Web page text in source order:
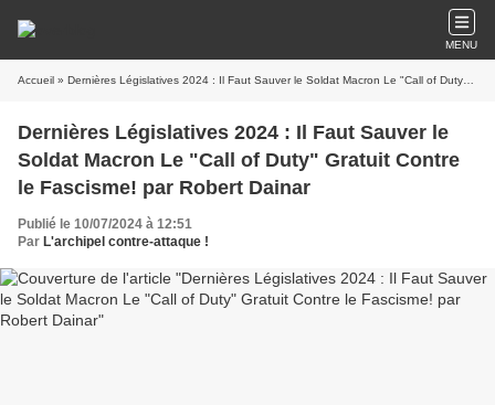
MENU
Accueil » Dernières Législatives 2024 : Il Faut Sauver le Soldat Macron Le "Call of Duty" Gratuit Contre le Fascisme! par Robert Dainar
Dernières Législatives 2024 : Il Faut Sauver le
Soldat Macron Le "Call of Duty" Gratuit Contre
le Fascisme! par Robert Dainar
Publié le 10/07/2024 à 12:51
Par L'archipel contre-attaque !